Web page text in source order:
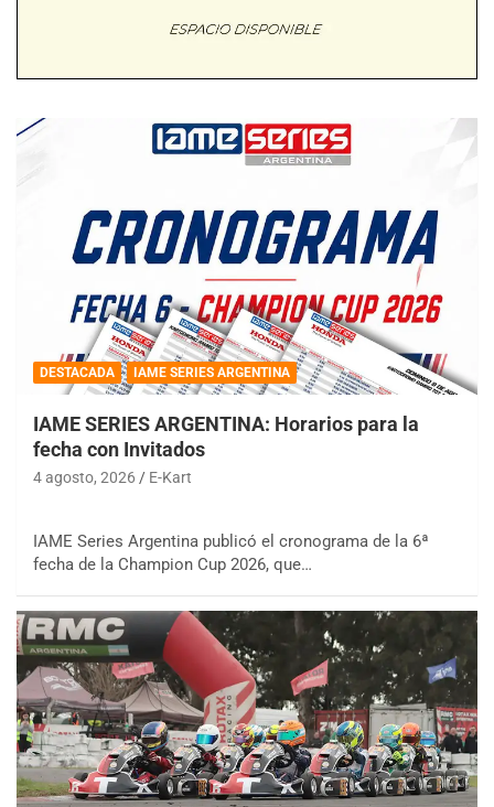
DESTACADA IAME SERIES ARGENTINA
IAME SERIES ARGENTINA: Horarios para la
fecha con Invitados
4 agosto, 2026 E-Kart
IAME Series Argentina publicó el cronograma de la 6ª
fecha de la Champion Cup 2026, que…